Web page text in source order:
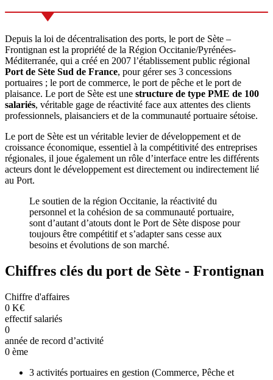
Depuis la loi de décentralisation des ports, le port de Sète –
Frontignan est la propriété de la Région Occitanie/Pyrénées-
Méditerranée, qui a créé en 2007 l’établissement public régional
Port de Sète Sud de France, pour gérer ses 3 concessions
portuaires ; le port de commerce, le port de pêche et le port de
plaisance. Le port de Sète est une structure de type PME de 100
salariés, véritable gage de réactivité face aux attentes des clients
professionnels, plaisanciers et de la communauté portuaire sétoise.
Le port de Sète est un véritable levier de développement et de
croissance économique, essentiel à la compétitivité des entreprises
régionales, il joue également un rôle d’interface entre les différents
acteurs dont le développement est directement ou indirectement lié
au Port.
Le soutien de la région Occitanie, la réactivité du
personnel et la cohésion de sa communauté portuaire,
sont d’autant d’atouts dont le Port de Sète dispose pour
toujours être compétitif et s’adapter sans cesse aux
besoins et évolutions de son marché.
Chiffres clés du port de Sète - Frontignan
Chiffre d'affaires
0 K€
effectif salariés
0
année de record d’activité
0 ème
3 activités portuaires en gestion (Commerce, Pêche et